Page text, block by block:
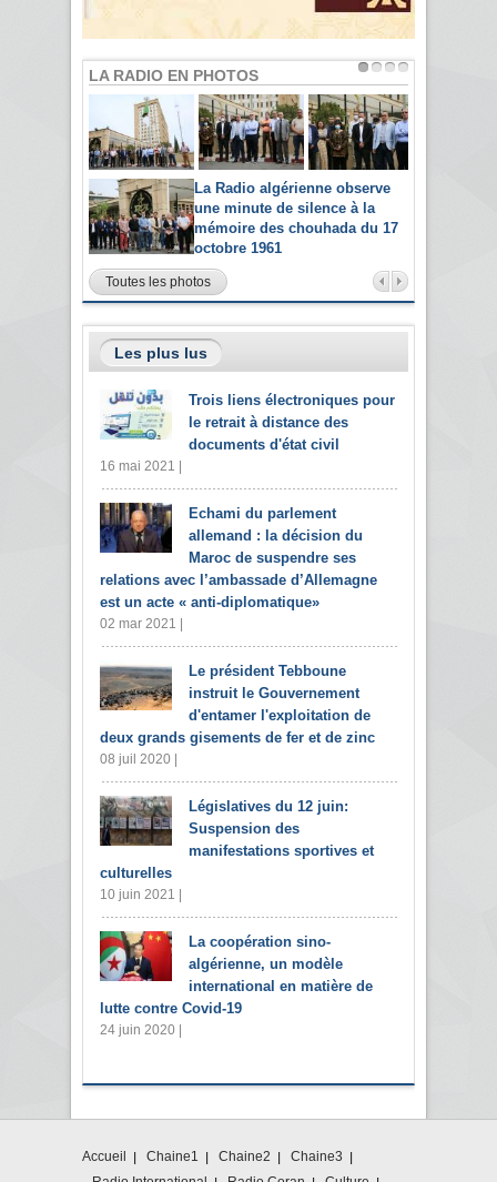
LA RADIO EN PHOTOS
La Radio algérienne observe
une minute de silence à la
mémoire des chouhada du 17
octobre 1961
Toutes les photos
Les plus lus
Trois liens électroniques pour
le retrait à distance des
documents d'état civil
16 mai 2021 |
Echami du parlement
allemand : la décision du
Maroc de suspendre ses
relations avec l’ambassade d’Allemagne
est un acte « anti-diplomatique»
02 mar 2021 |
Le président Tebboune
instruit le Gouvernement
d'entamer l'exploitation de
deux grands gisements de fer et de zinc
08 juil 2020 |
Législatives du 12 juin:
Suspension des
manifestations sportives et
culturelles
10 juin 2021 |
La coopération sino-
algérienne, un modèle
international en matière de
lutte contre Covid-19
24 juin 2020 |
Accueil Chaine1 Chaine2
Chaine3